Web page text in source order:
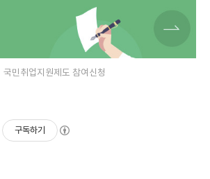
국민취업지원제도 참여신청
구독하기